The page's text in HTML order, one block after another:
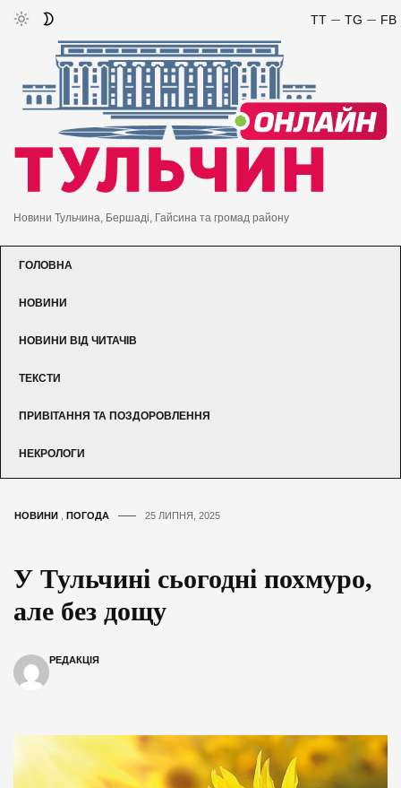
FB
TG
TT
Новини Тульчина, Бершаді, Гайсина та громад району
ГОЛОВНА
НОВИНИ
НОВИНИ ВІД ЧИТАЧІВ
ТЕКСТИ
ПРИВІТАННЯ ТА ПОЗДОРОВЛЕННЯ
НЕКРОЛОГИ
НОВИНИ ПОГОДА 25 ЛИПНЯ, 2025
У Тульчині сьогодні похмуро,
але без дощу
РЕДАКЦІЯ